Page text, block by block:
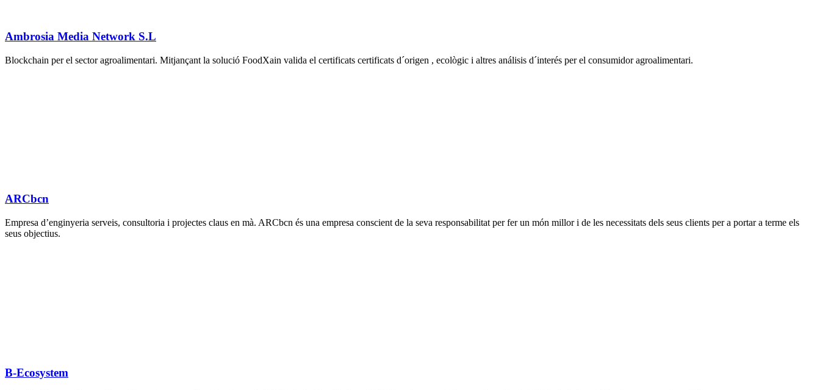
Ambrosia Media Network S.L
Blockchain per el sector agroalimentari. Mitjançant la solució FoodXain valida el certificats certificats d´origen , ecològic i altres análisis d´interés per el consumidor agroalimentari.
ARCbcn
Empresa d’enginyeria serveis, consultoria i projectes claus en mà. ARCbcn és una empresa conscient de la seva responsabilitat per fer un món millor i de les necessitats dels seus clients per a portar a terme els
seus objectius.
B-Ecosystem